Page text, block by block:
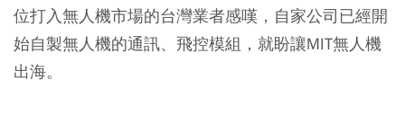
位打入無人機市場的台灣業者感嘆，自家公司已經開
始自製無人機的通訊、飛控模組，就盼讓MIT無人機
出海。